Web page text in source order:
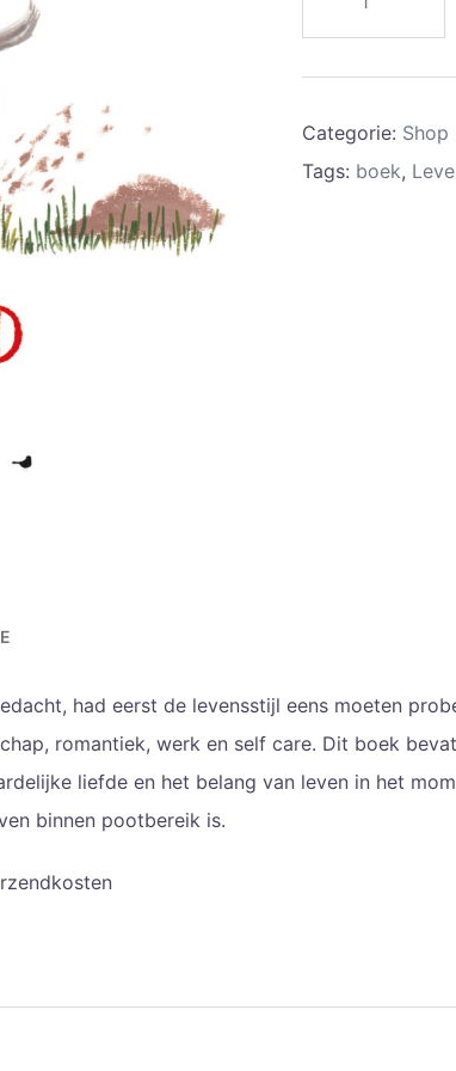
-
Emma
Categorie: Shop
Tags: boek,
had eerst de levensstijl eens moeten
romantiek, werk en self care. Dit boek
liefde en het belang van leven in het
binnen pootbereik is.